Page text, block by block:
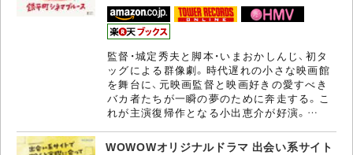
監督・城定秀夫と脚本・いまおかしんじ、初タ
ッグによる群像劇。時代遅れの小さな映画館
を舞台に、元映画監督と映画好きの愛すべき
バカ者たちが一瞬の夢のために奔走する。こ
れが主演復帰作となる小出恵介が好演。…
WOWOWオリジナルドラマ 出会い系サイト